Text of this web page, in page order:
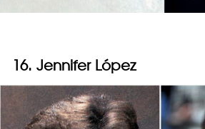
16. Jennifer López